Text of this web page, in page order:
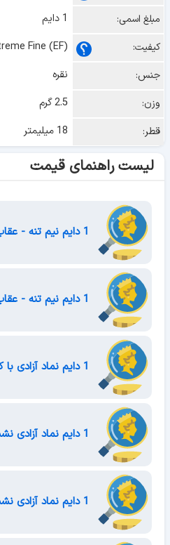
مبلغ اسمی:
1 دایم
کیفیت:
Fine (EF)
جنس:
نقره
وزن:
2.5 گرم
قطر:
18 میلیمتر
لیست راهنمای قیمت